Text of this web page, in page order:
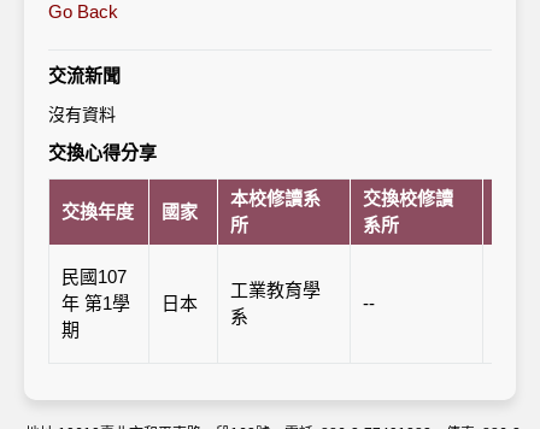
Go Back
交流新聞
沒有資料
交換心得分享
交換年度 國家
本校修讀系
所
交換校修讀
系所
民國107
年 第1學
期
日本
工業教育學
系
--